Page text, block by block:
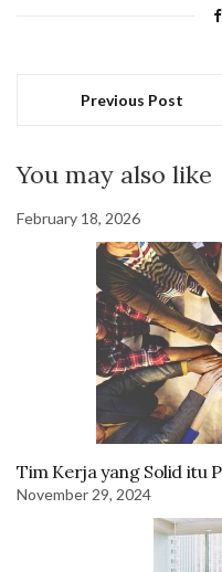
Previous Post
You may also like
February 18, 2026
Tim Kerja yang Solid itu
November 29, 2024